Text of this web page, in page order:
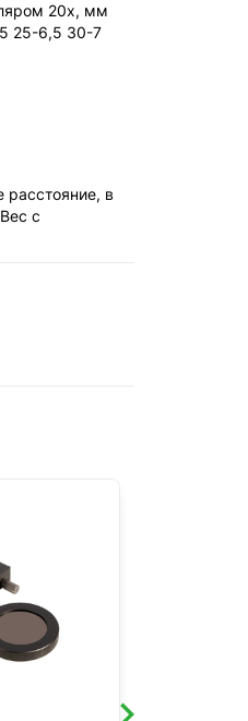
20х, мм
25-6,5 30-7
расстояние, в
с